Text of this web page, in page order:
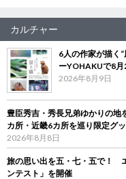
カルチャー
6人の作家が描く
ーYOHAKUで8
2026年8月9日
豊臣秀吉・秀長兄弟ゆかりの
カ所・近畿6カ所を巡り限定グ
2026年8月8日
旅の思い出を五・七・五で！
ンテスト」を開催